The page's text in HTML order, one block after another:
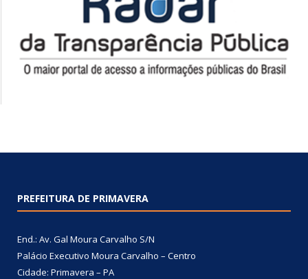
PREFEITURA DE PRIMAVERA
End.: Av. Gal Moura Carvalho S/N
Palácio Executivo Moura Carvalho – Centro
Cidade: Primavera – PA